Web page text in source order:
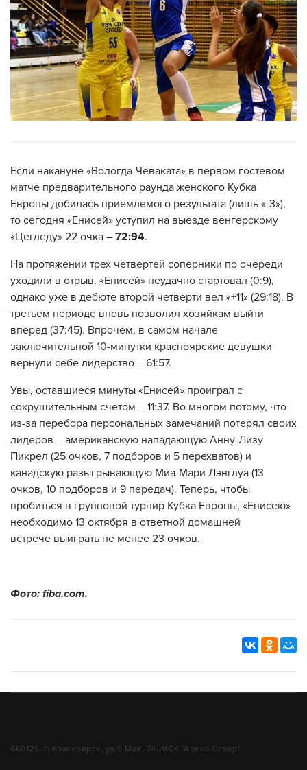
Если накануне «Вологда-Чеваката» в первом гостевом
матче предварительного раунда женского Кубка
Европы добилась приемлемого результата (лишь «-3»),
то сегодня «Енисей» уступил на выезде венгерскому
«Цегледу» 22 очка – 72:94.
На протяжении трех четвертей соперники по очереди
уходили в отрыв. «Енисей» неудачно стартовал (0:9),
однако уже в дебюте второй четверти вел «+11» (29:18). В
третьем периоде вновь позволил хозяйкам выйти
вперед (37:45). Впрочем, в самом начале
заключительной 10-минутки красноярские девушки
вернули себе лидерство – 61:57.
Увы, оставшиеся минуты «Енисей» проиграл с
сокрушительным счетом – 11:37. Во многом потому, что
из-за перебора персональных замечаний потерял своих
лидеров – американскую нападающую Анну-Лизу
Пикрел (25 очков, 7 подборов и 5 перехватов) и
канадскую разыгрывающую Миа-Мари Лэнглуа (13
очков, 10 подборов и 9 передач). Теперь, чтобы
пробиться в групповой турнир Кубка Европы, «Енисею»
необходимо 13 октября в ответной домашней
встрече выиграть не менее 23 очков.
Фото: fiba.com.
660125, г. Красноярск, ул.9 Мая, 74. МСК "Арена.Север"